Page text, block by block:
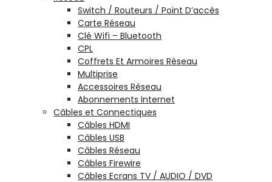
Switch / Routeurs / Point D’accès
Carte Réseau
Clé Wifi – Bluetooth
CPL
Coffrets Et Armoires Réseau
Multiprise
Accessoires Réseau
Abonnements Internet
Câbles et Connectiques
Câbles HDMI
Câbles USB
Câbles Réseau
Câbles Firewire
Câbles Ecrans TV / AUDIO / DVD